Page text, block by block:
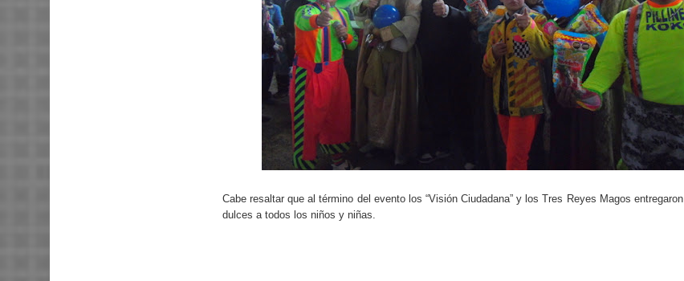
Cabe resaltar que al término del evento los “Visión Ciudadana” y los Tres Reyes Magos entregaron
dulces a todos los niños y niñas.